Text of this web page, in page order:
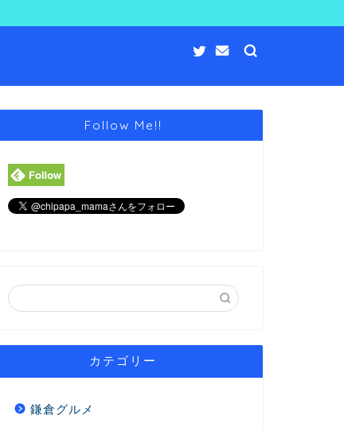
Follow Me!!
カテゴリー
鎌倉グルメ